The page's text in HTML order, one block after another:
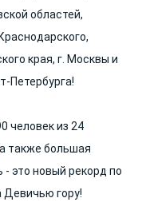
областей,
края, г. Москвы и
Петербурга!
человек из 24
также большая
- это новый рекорд по
Девичью гору!